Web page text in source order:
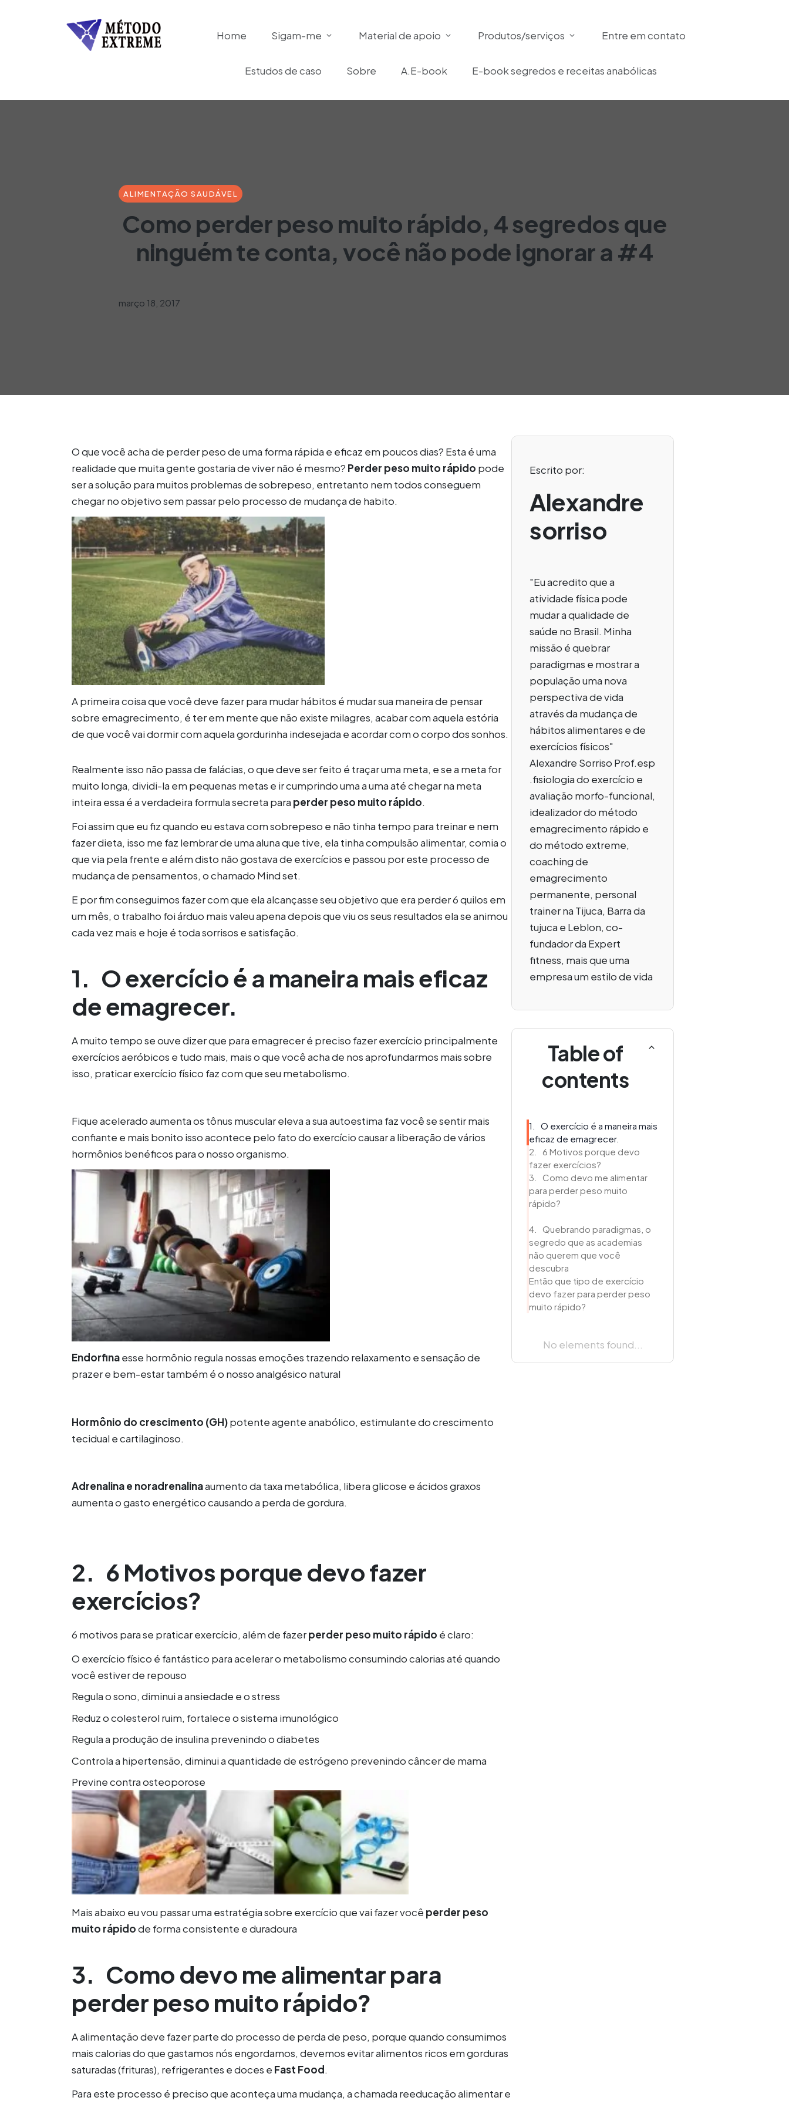
Home Sigam-me Material de apoio Produtos/serviços Entre em contato
Estudos de caso Sobre A.E-book E-book segredos e receitas anabólicas
ALIMENTAÇÃO SAUDÁVEL
Como perder peso muito rápido, 4 segredos que
ninguém te conta, você não pode ignorar a #4
março 18, 2017
O que você acha de perder peso de uma forma rápida e eficaz em poucos dias? Esta é uma
realidade que muita gente gostaria de viver não é mesmo? Perder peso muito rápido pode
ser a solução para muitos problemas de sobrepeso, entretanto nem todos conseguem
chegar no objetivo sem passar pelo processo de mudança de habito.
A primeira coisa que você deve fazer para mudar hábitos é mudar sua maneira de pensar
sobre emagrecimento, é ter em mente que não existe milagres, acabar com aquela estória
de que você vai dormir com aquela gordurinha indesejada e acordar com o corpo dos sonhos.
Realmente isso não passa de falácias, o que deve ser feito é traçar uma meta, e se a meta for
muito longa, dividi-la em pequenas metas e ir cumprindo uma a uma até chegar na meta
inteira essa é a verdadeira formula secreta para perder peso muito rápido.
Foi assim que eu fiz quando eu estava com sobrepeso e não tinha tempo para treinar e nem
fazer dieta, isso me faz lembrar de uma aluna que tive, ela tinha compulsão alimentar, comia o
que via pela frente e além disto não gostava de exercícios e passou por este processo de
mudança de pensamentos, o chamado Mind set.
E por fim conseguimos fazer com que ela alcançasse seu objetivo que era perder 6 quilos em
um mês, o trabalho foi árduo mais valeu apena depois que viu os seus resultados ela se animou
cada vez mais e hoje é toda sorrisos e satisfação.
1. O exercício é a maneira mais eficaz
de emagrecer.
A muito tempo se ouve dizer que para emagrecer é preciso fazer exercício principalmente
exercícios aeróbicos e tudo mais, mais o que você acha de nos aprofundarmos mais sobre
isso, praticar exercício físico faz com que seu metabolismo.
Fique acelerado aumenta os tônus muscular eleva a sua autoestima faz você se sentir mais
confiante e mais bonito isso acontece pelo fato do exercício causar a liberação de vários
hormônios benéficos para o nosso organismo.
Endorfinaesse hormônio regula nossas emoções trazendo relaxamento e sensação de
prazer e bem-estar também é o nosso analgésico natural
Hormônio do crescimento (GH)potente agente anabólico, estimulante do crescimento
tecidual e cartilaginoso.
Adrenalina e noradrenalinaaumento da taxa metabólica, libera glicose e ácidos graxos
aumenta o gasto energético causando a perda de gordura.
2. 6 Motivos porque devo fazer
exercícios?
6 motivos para se praticar exercício, além de fazerperder peso muito rápido é claro:
O exercício físico é fantástico para acelerar o metabolismo consumindo calorias até quando
você estiver de repouso
Regula o sono, diminui a ansiedade e o stress
Reduz o colesterol ruim, fortalece o sistema imunológico
Regula a produção de insulina prevenindo o diabetes
Controla a hipertensão, diminui a quantidade de estrógeno prevenindo câncer de mama
Previne contra osteoporose
Mais abaixo eu vou passar uma estratégia sobre exercício que vai fazer você perder peso
muito rápidode forma consistente e duradoura
3. Como devo me alimentar para
perder peso muito rápido?
A alimentação deve fazer parte do processo de perda de peso, porque quando consumimos
mais calorias do que gastamos nós engordamos, devemos evitar alimentos ricos em gorduras
saturadas (frituras), refrigerantes e doces e Fast Food.
Para este processo é preciso que aconteça uma mudança, a chamada reeducação alimentar e
Escrito por:
Alexandre
sorriso
"Eu acredito que a
atividade física pode
mudar a qualidade de
saúde no Brasil. Minha
missão é quebrar
paradigmas e mostrar a
população uma nova
perspectiva de vida
através da mudança de
hábitos alimentares e de
exercícios físicos"
Alexandre Sorriso Prof.esp
.fisiologia do exercício e
avaliação morfo-funcional,
idealizador do método
emagrecimento rápido e
do método extreme,
coaching de
emagrecimento
permanente, personal
trainer na Tijuca, Barra da
tujuca e Leblon, co-
fundador da Expert
fitness, mais que uma
empresa um estilo de vida
Table of
contents
1. O exercício é a maneira mais
eficaz de emagrecer.
2. 6 Motivos porque devo
fazer exercícios?
3. Como devo me alimentar
para perder peso muito
rápido?
4. Quebrando paradigmas, o
segredo que as academias
não querem que você
descubra
Então que tipo de exercício
devo fazer para perder peso
muito rápido?
No elements found...